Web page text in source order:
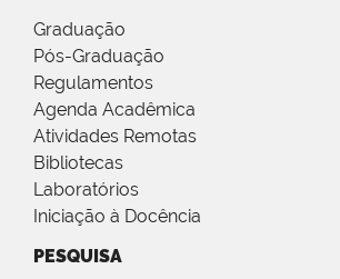
Graduação
Pós-Graduação
Regulamentos
Agenda Acadêmica
Atividades Remotas
Bibliotecas
Laboratórios
Iniciação à Docência
PESQUISA